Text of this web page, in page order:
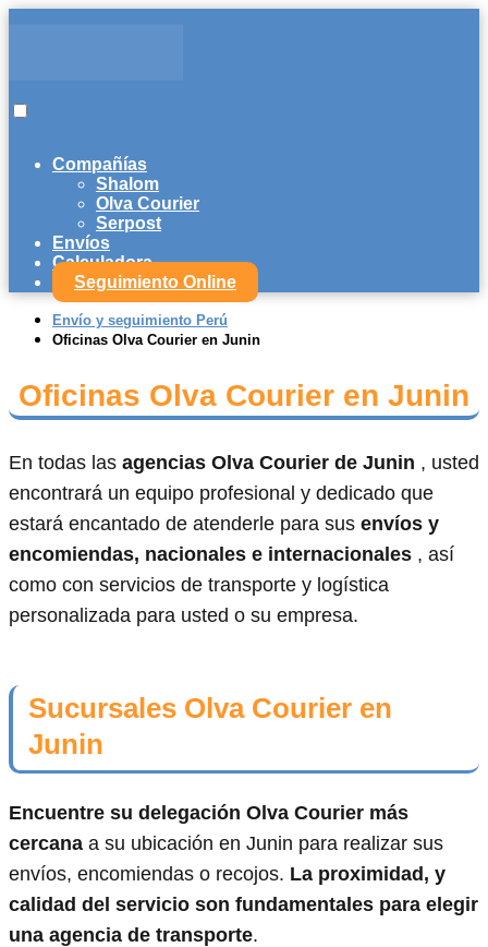
Compañías
Shalom
Olva Courier
Serpost
Envíos
Calculadora
Seguimiento Online
Envío y seguimiento Perú
Oficinas Olva Courier en Junin
Oficinas Olva Courier en Junin
En todas las agencias Olva Courier de Junin , usted
encontrará un equipo profesional y dedicado que
estará encantado de atenderle para sus envíos y
encomiendas, nacionales e internacionales , así
como con servicios de transporte y logística
personalizada para usted o su empresa.
Sucursales Olva Courier en
Junin
Encuentre su delegación Olva Courier más
cercana a su ubicación en Junin para realizar sus
envíos, encomiendas o recojos. La proximidad, y
calidad del servicio son fundamentales para elegir
una agencia de transporte.